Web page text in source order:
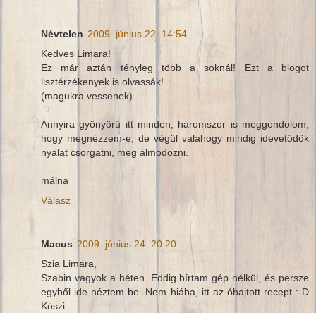
Névtelen 2009. június 22. 14:54
Kedves Limara!
Ez már aztán tényleg több a soknál! Ezt a blogot
lisztérzékenyek is olvassák!
(magukra vessenek)
Annyira gyönyörű itt minden, háromszor is meggondolom,
hogy megnézzem-e, de végül valahogy mindig idevetődök
nyálat csorgatni, meg álmodozni.
málna
Válasz
Macus 2009. június 24. 20:20
Szia Limara,
Szabin vagyok a héten. Eddig bírtam gép nélkül, és persze
egyből ide néztem be. Nem hiába, itt az óhajtott recept :-D
Köszi.